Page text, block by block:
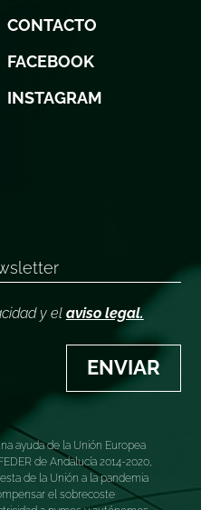
CONTACTO
FACEBOOK
INSTAGRAM
y el aviso legal.
ENVIAR
ayuda de la Unión Europea
de Andalucía 2014-2020,
de la Unión a la pandemia
el sobrecoste